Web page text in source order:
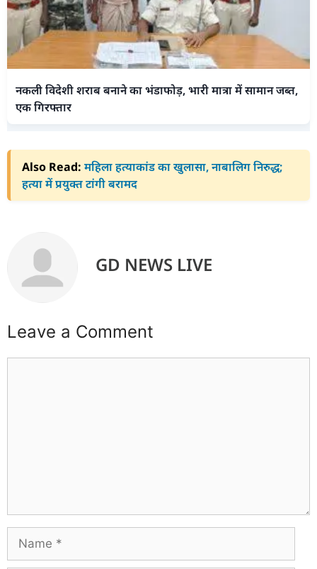
नकली विदेशी शराब बनाने का भंडाफोड़, भारी मात्रा में सामान जब्त,
एक गिरफ्तार
Also Read: महिला हत्याकांड का खुलासा, नाबालिग निरुद्ध;
हत्या में प्रयुक्त टांगी बरामद
GD NEWS LIVE
Leave a Comment